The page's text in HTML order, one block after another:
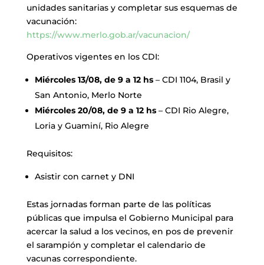
unidades sanitarias y completar sus esquemas de
vacunación:
https://www.merlo.gob.ar/vacunacion/
Operativos vigentes en los CDI:
Miércoles 13/08, de 9 a 12 hs– CDI 1104, Brasil y
San Antonio, Merlo Norte
Miércoles 20/08, de 9 a 12 hs– CDI Rio Alegre,
Loria y Guaminí, Rio Alegre
Requisitos:
Asistir con carnet y DNI
Estas jornadas forman parte de las políticas
públicas que impulsa el Gobierno Municipal para
acercar la salud a los vecinos, en pos de prevenir
el sarampión y completar el calendario de
vacunas correspondiente.